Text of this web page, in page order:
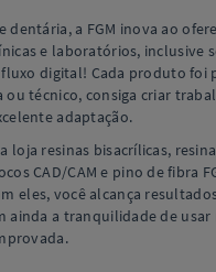
dentária, a FGM inova ao
e laboratórios, inclusive
digital! Cada produto foi
ou técnico, consiga criar
adaptação.
loja resinas bisacrílicas,
CAD/CAM e pino de fibra
eles, você alcança
ainda a tranquilidade de usar